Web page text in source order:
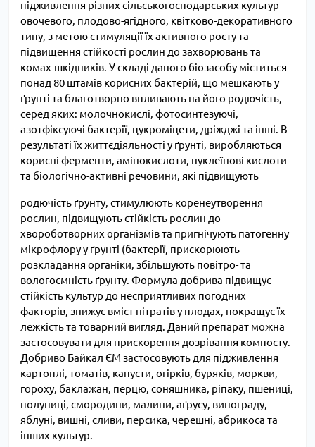
підживлення різних сільськогосподарських культур
овочевого, плодово-ягідного, квітково-декоративного
типу, з метою стимуляції їх активного росту та
підвищення стійкості рослин до захворювань та
комах-шкідників. У складі даного біозасобу міститься
понад 80 штамів корисних бактерій, що мешкають у
ґрунті та благотворно впливають на його родючість,
серед яких: молочнокислі, фотосинтезуючі,
азотфіксуючі бактерії, цукроміцети, дріжджі та інші. В
результаті їх життєдіяльності у ґрунті, виробляються
корисні ферменти, амінокислоти, нуклеїнові кислоти
та біологічно-активні речовини, які підвищують
родючість ґрунту, стимулюють коренеутворення
рослин, підвищують стійкість рослин до
хвороботворних організмів та пригнічують патогенну
мікрофлору у ґрунті (бактерії, прискорюють
розкладання органіки, збільшують повітро- та
вологоємність ґрунту. Формула добрива підвищує
стійкість культур до несприятливих погодних
факторів, знижує вміст нітратів у плодах, покращує їх
лежкість та товарний вигляд. Даний препарат можна
застосовувати для прискорення дозрівання компосту.
Добриво Байкал ЄМ застосовують для підживлення
картоплі, томатів, капусти, огірків, буряків, моркви,
гороху, баклажан, перцю, соняшника, ріпаку, пшениці,
полуниці, смородини, малини, аґрусу, винограду,
яблуні, вишні, сливи, персика, черешні, абрикоса та
інших культур.